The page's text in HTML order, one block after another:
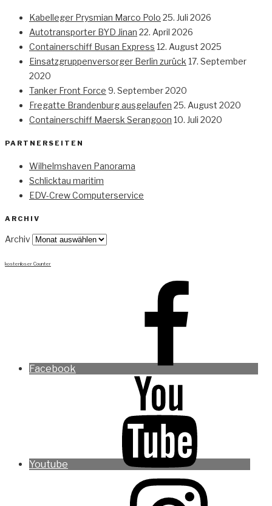
Kabelleger Prysmian Marco Polo 25. Juli 2026
Autotransporter BYD Jinan 22. April 2026
Containerschiff Busan Express 12. August 2025
Einsatzgruppenversorger Berlin zurück 17. September
2020
Tanker Front Force 9. September 2020
Fregatte Brandenburg ausgelaufen 25. August 2020
Containerschiff Maersk Serangoon 10. Juli 2020
PARTNERSEITEN
Wilhelmshaven Panorama
Schlicktau maritim
EDV-Crew Computerservice
ARCHIV
Archiv
kostenloser Counter
Facebook
Youtube